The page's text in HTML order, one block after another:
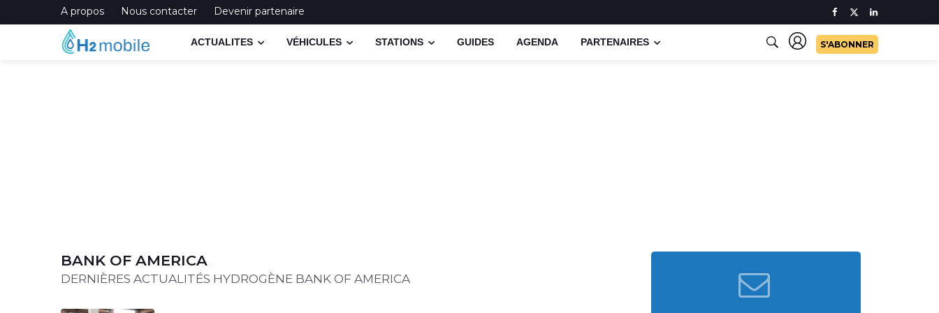
A propos Nous contacter Devenir partenaire
ACTUALITES VÉHICULES STATIONS GUIDES AGENDA PARTENAIRES S'ABONNER
BANK OF AMERICA
DERNIÈRES ACTUALITÉS HYDROGÈNE BANK OF AMERICA